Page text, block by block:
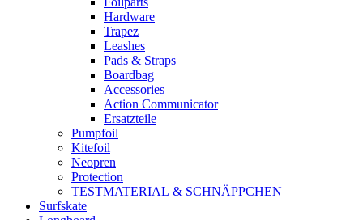
Hardware
Trapez
Leashes
Pads & Straps
Boardbag
Accessories
Action Communicator
Ersatzteile
Pumpfoil
Kitefoil
Neopren
Protection
TESTMATERIAL & SCHNÄPPCHEN
Surfskate